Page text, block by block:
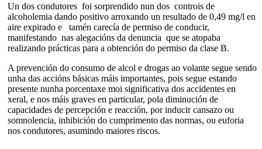
Un dos condutores foi sorprendido nun dos controis de
alcoholemia dando positivo arroxando un resultado de 0,49 mg/l en
aire expirado e tamén carecía de permiso de conducir,
manifestando nas alegacións da denuncia que se atopaba
realizando prácticas para a obtención do permiso da clase B.
A prevención do consumo de alcol e drogas ao volante segue sendo
unha das accións básicas máis importantes, pois segue estando
presente nunha porcentaxe moi significativa dos accidentes en
xeral, e nos máis graves en particular, pola diminución de
capacidades de percepción e reacción, por inducir cansazo ou
somnolencia, inhibición do cumprimento das normas, ou euforia
nos condutores, asumindo maiores riscos.